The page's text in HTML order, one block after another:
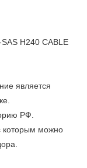
H240 CABLE
является
РФ.
которым можно